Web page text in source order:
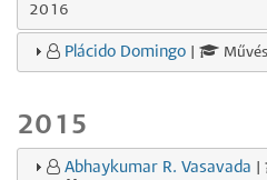
2016
Plácido Domingo
2015
Abhaykumar R. Vasavada